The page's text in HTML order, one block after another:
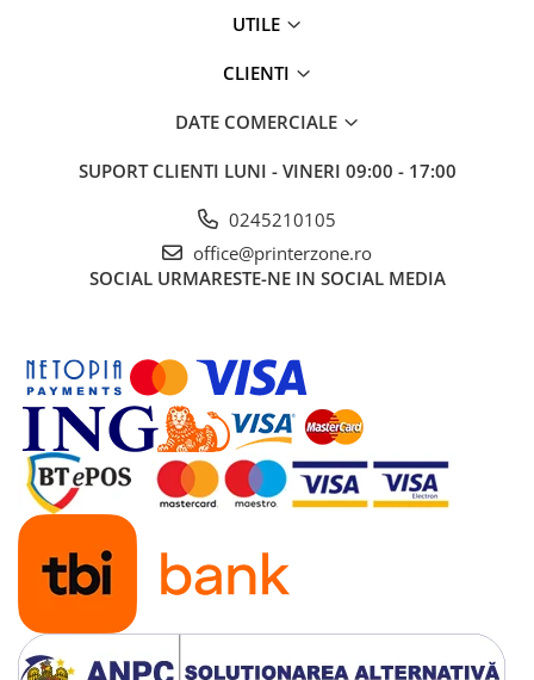
UTILE
CLIENTI
DATE COMERCIALE
SUPORT CLIENTI LUNI - VINERI 09:00 - 17:00
0245210105
office@printerzone.ro
SOCIAL URMARESTE-NE IN SOCIAL MEDIA